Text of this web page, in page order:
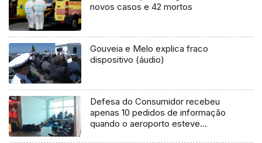
novos casos e 42 mortos
Gouveia e Melo explica fraco
dispositivo (áudio)
Defesa do Consumidor recebeu
apenas 10 pedidos de informação
quando o aeroporto esteve